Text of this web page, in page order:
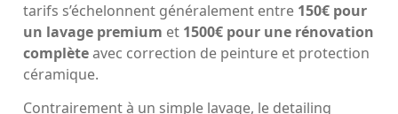
tarifs s’échelonnent généralement entre 150€ pour
un lavage premium et 1500€ pour une rénovation
complèteavec correction de peinture et protection
céramique.
Contrairement à un simple lavage, le detailing